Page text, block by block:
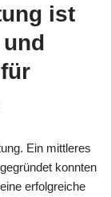
ist
Ein mittleres
konnten
erfolgreiche